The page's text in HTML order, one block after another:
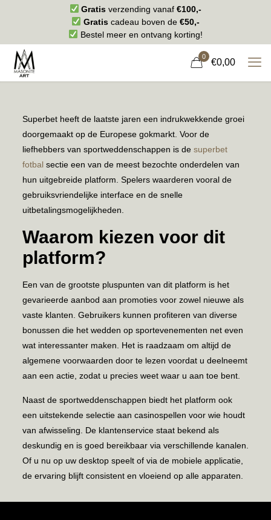
Gratis verzending vanaf€100,-
Gratiscadeau boven de €50,-
Bestel meer en ontvang korting!
0
€0,00
Superbet heeft de laatste jaren een indrukwekkende groei
doorgemaakt op de Europese gokmarkt. Voor de
liefhebbers van sportweddenschappen is de superbet
fotbalsectie een van de meest bezochte onderdelen van
hun uitgebreide platform. Spelers waarderen vooral de
gebruiksvriendelijke interface en de snelle
uitbetalingsmogelijkheden.
Waarom kiezen voor dit
platform?
Een van de grootste pluspunten van dit platform is het
gevarieerde aanbod aan promoties voor zowel nieuwe als
vaste klanten. Gebruikers kunnen profiteren van diverse
bonussen die het wedden op sportevenementen net even
wat interessanter maken. Het is raadzaam om altijd de
algemene voorwaarden door te lezen voordat u deelneemt
aan een actie, zodat u precies weet waar u aan toe bent.
Naast de sportweddenschappen biedt het platform ook
een uitstekende selectie aan casinospellen voor wie houdt
van afwisseling. De klantenservice staat bekend als
deskundig en is goed bereikbaar via verschillende kanalen.
Of u nu op uw desktop speelt of via de mobiele applicatie,
de ervaring blijft consistent en vloeiend op alle apparaten.